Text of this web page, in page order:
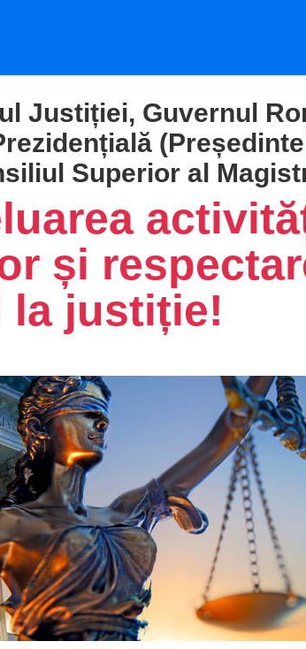
Justiției, Guvernul
Superior al
și
la justiție!